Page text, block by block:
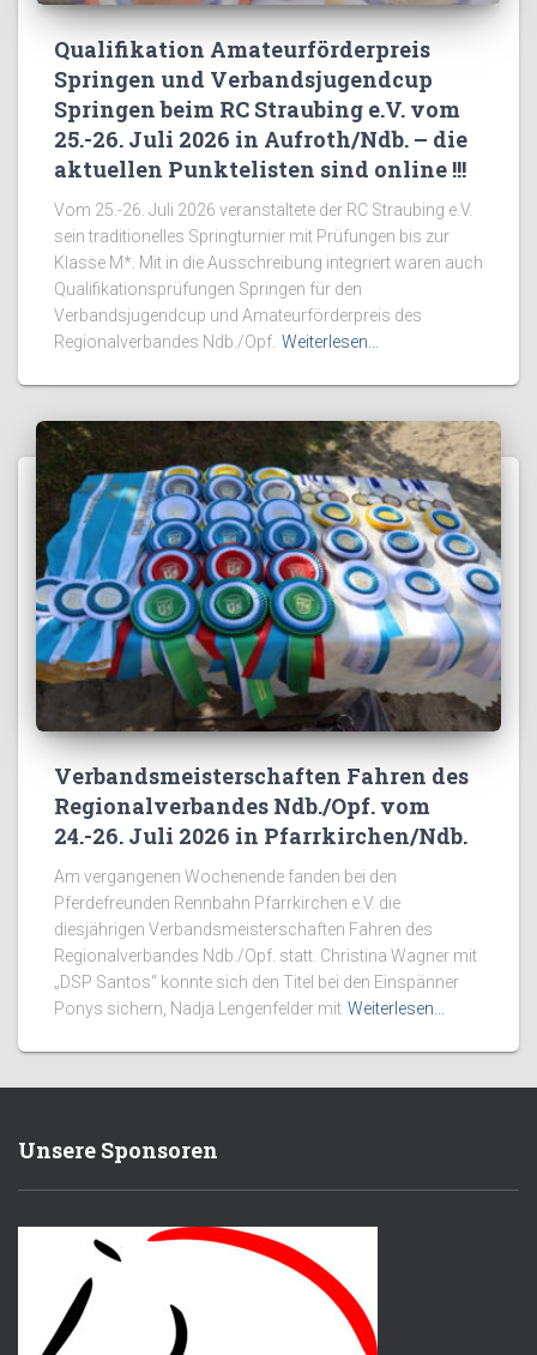
Qualifikation Amateurförderpreis
Springen und Verbandsjugendcup
Springen beim RC Straubing e.V. vom
25.-26. Juli 2026 in Aufroth/Ndb. – die
aktuellen Punktelisten sind online !!!
Vom 25.-26. Juli 2026 veranstaltete der RC Straubing e.V.
sein traditionelles Springturnier mit Prüfungen bis zur
Klasse M*. Mit in die Ausschreibung integriert waren auch
Qualifikationsprüfungen Springen für den
Verbandsjugendcup und Amateurförderpreis des
Regionalverbandes Ndb./Opf. Weiterlesen…
Verbandsmeisterschaften Fahren des
Regionalverbandes Ndb./Opf. vom
24.-26. Juli 2026 in Pfarrkirchen/Ndb.
Am vergangenen Wochenende fanden bei den
Pferdefreunden Rennbahn Pfarrkirchen e.V. die
diesjährigen Verbandsmeisterschaften Fahren des
Regionalverbandes Ndb./Opf. statt. Christina Wagner mit
„DSP Santos“ konnte sich den Titel bei den Einspänner
Ponys sichern, Nadja Lengenfelder mit Weiterlesen…
Unsere Sponsoren